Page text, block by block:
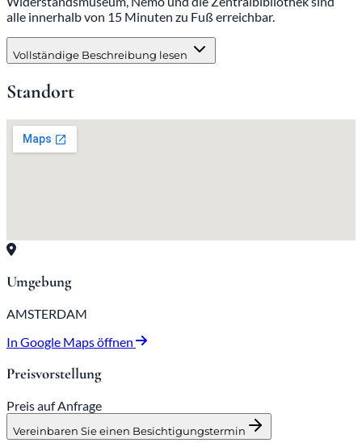
alle innerhalb von 15 Minuten zu Fuß erreichbar.
Vollständige Beschreibung lesen
Standort
Umgebung
AMSTERDAM
In Google Maps öffnen
Preisvorstellung
Preis auf Anfrage
Vereinbaren Sie einen Besichtigungstermin